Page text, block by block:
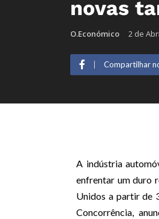
novas
O.Económico 2 de
Compartilhar
A indústria
enfrentar um duro
Unidos a partir de
Concorrência,